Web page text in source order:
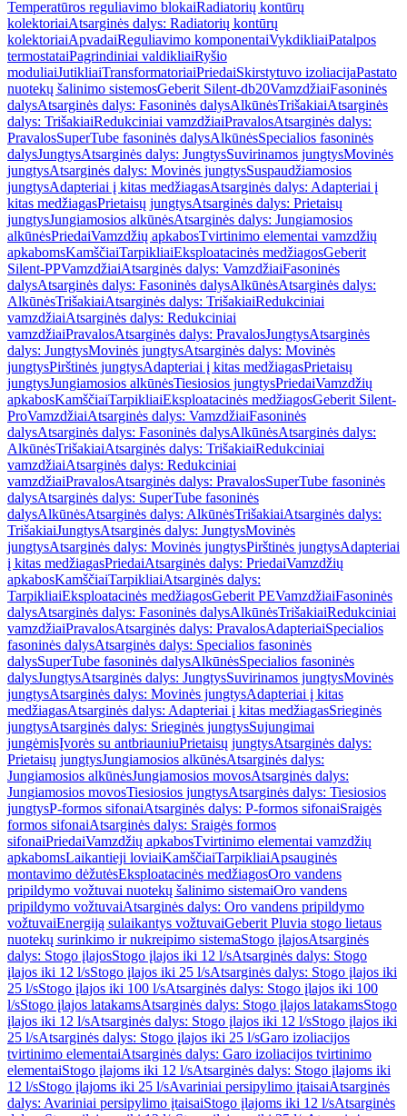
Temperatūros reguliavimo blokaiRadiatorių kontūrų
kolektoriaiAtsarginės dalys: Radiatorių kontūrų
kolektoriaiApvadaiReguliavimo komponentaiVykdikliaiPatalpos
termostataiPagrindiniai valdikliaiRyšio
moduliaiJutikliaiTransformatoriaiPriedaiSkirstytuvo izoliacijaPastato
nuotekų šalinimo sistemosGeberit Silent-db20VamzdžiaiFasoninės
dalysAtsarginės dalys: Fasoninės dalysAlkūnėsTrišakiaiAtsarginės
dalys: TrišakiaiRedukciniai vamzdžiaiPravalosAtsarginės dalys:
PravalosSuperTube fasoninės dalysAlkūnėsSpecialios fasoninės
dalysJungtysAtsarginės dalys: JungtysSuvirinamos jungtysMovinės
jungtysAtsarginės dalys: Movinės jungtysSuspaudžiamosios
jungtysAdapteriai į kitas medžiagasAtsarginės dalys: Adapteriai į
kitas medžiagasPrietaisų jungtysAtsarginės dalys: Prietaisų
jungtysJungiamosios alkūnėsAtsarginės dalys: Jungiamosios
alkūnėsPriedaiVamzdžių apkabosTvirtinimo elementai vamzdžių
apkabomsKamščiaiTarpikliaiEksploatacinės medžiagosGeberit
Silent-PPVamzdžiaiAtsarginės dalys: VamzdžiaiFasoninės
dalysAtsarginės dalys: Fasoninės dalysAlkūnėsAtsarginės dalys:
AlkūnėsTrišakiaiAtsarginės dalys: TrišakiaiRedukciniai
vamzdžiaiAtsarginės dalys: Redukciniai
vamzdžiaiPravalosAtsarginės dalys: PravalosJungtysAtsarginės
dalys: JungtysMovinės jungtysAtsarginės dalys: Movinės
jungtysPirštinės jungtysAdapteriai į kitas medžiagasPrietaisų
jungtysJungiamosios alkūnėsTiesiosios jungtysPriedaiVamzdžių
apkabosKamščiaiTarpikliaiEksploatacinės medžiagosGeberit Silent-
ProVamzdžiaiAtsarginės dalys: VamzdžiaiFasoninės
dalysAtsarginės dalys: Fasoninės dalysAlkūnėsAtsarginės dalys:
AlkūnėsTrišakiaiAtsarginės dalys: TrišakiaiRedukciniai
vamzdžiaiAtsarginės dalys: Redukciniai
vamzdžiaiPravalosAtsarginės dalys: PravalosSuperTube fasoninės
dalysAtsarginės dalys: SuperTube fasoninės
dalysAlkūnėsAtsarginės dalys: AlkūnėsTrišakiaiAtsarginės dalys:
TrišakiaiJungtysAtsarginės dalys: JungtysMovinės
jungtysAtsarginės dalys: Movinės jungtysPirštinės jungtysAdapteriai
į kitas medžiagasPriedaiAtsarginės dalys: PriedaiVamzdžių
apkabosKamščiaiTarpikliaiAtsarginės dalys:
TarpikliaiEksploatacinės medžiagosGeberit PEVamzdžiaiFasoninės
dalysAtsarginės dalys: Fasoninės dalysAlkūnėsTrišakiaiRedukciniai
vamzdžiaiPravalosAtsarginės dalys: PravalosAdapteriaiSpecialios
fasoninės dalysAtsarginės dalys: Specialios fasoninės
dalysSuperTube fasoninės dalysAlkūnėsSpecialios fasoninės
dalysJungtysAtsarginės dalys: JungtysSuvirinamos jungtysMovinės
jungtysAtsarginės dalys: Movinės jungtysAdapteriai į kitas
medžiagasAtsarginės dalys: Adapteriai į kitas medžiagasSrieginės
jungtysAtsarginės dalys: Srieginės jungtysSujungimai
jungėmisĮvorės su antbriauniuPrietaisų jungtysAtsarginės dalys:
Prietaisų jungtysJungiamosios alkūnėsAtsarginės dalys:
Jungiamosios alkūnėsJungiamosios movosAtsarginės dalys:
Jungiamosios movosTiesiosios jungtysAtsarginės dalys: Tiesiosios
jungtysP-formos sifonaiAtsarginės dalys: P-formos sifonaiSraigės
formos sifonaiAtsarginės dalys: Sraigės formos
sifonaiPriedaiVamzdžių apkabosTvirtinimo elementai vamzdžių
apkabomsLaikantieji loviaiKamščiaiTarpikliaiApsauginės
montavimo dėžutėsEksploatacinės medžiagosOro vandens
pripildymo vožtuvai nuotekų šalinimo sistemaiOro vandens
pripildymo vožtuvaiAtsarginės dalys: Oro vandens pripildymo
vožtuvaiEnergiją sulaikantys vožtuvaiGeberit Pluvia stogo lietaus
nuotekų surinkimo ir nukreipimo sistemaStogo įlajosAtsarginės
dalys: Stogo įlajosStogo įlajos iki 12 l/sAtsarginės dalys: Stogo
įlajos iki 12 l/sStogo įlajos iki 25 l/sAtsarginės dalys: Stogo įlajos iki
25 l/sStogo įlajos iki 100 l/sAtsarginės dalys: Stogo įlajos iki 100
l/sStogo įlajos latakamsAtsarginės dalys: Stogo įlajos latakamsStogo
įlajos iki 12 l/sAtsarginės dalys: Stogo įlajos iki 12 l/sStogo įlajos iki
25 l/sAtsarginės dalys: Stogo įlajos iki 25 l/sGaro izoliacijos
tvirtinimo elementaiAtsarginės dalys: Garo izoliacijos tvirtinimo
elementaiStogo įlajoms iki 12 l/sAtsarginės dalys: Stogo įlajoms iki
12 l/sStogo įlajoms iki 25 l/sAvariniai persipylimo įtaisaiAtsarginės
dalys: Avariniai persipylimo įtaisaiStogo įlajoms iki 12 l/sAtsarginės